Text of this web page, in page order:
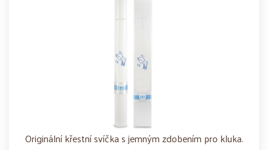
Originální křestní svíčka s jemným zdobením pro kluka.